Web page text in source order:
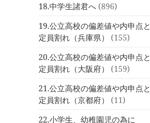
18.中学生諸君へ (896)
19.公立高校の偏差値や内申点と
定員割れ（兵庫県）
(155)
20.公立高校の偏差値や内申点と
定員割れ（大阪府）
(159)
21.公立高校の偏差値や内申点と
定員割れ（京都府）
(11)
22.小学生、幼稚園児の為に